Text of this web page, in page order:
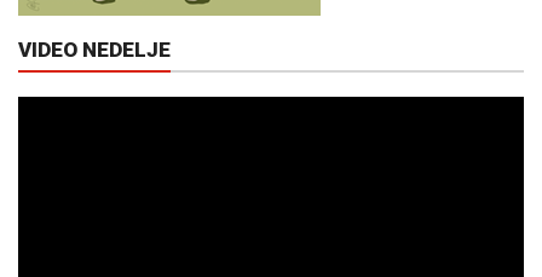
VIDEO NEDELJE